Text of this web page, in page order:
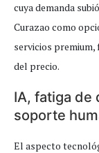
cuya demanda
Curazao como
servicios
del precio.
IA, fatiga de
soporte
El aspecto